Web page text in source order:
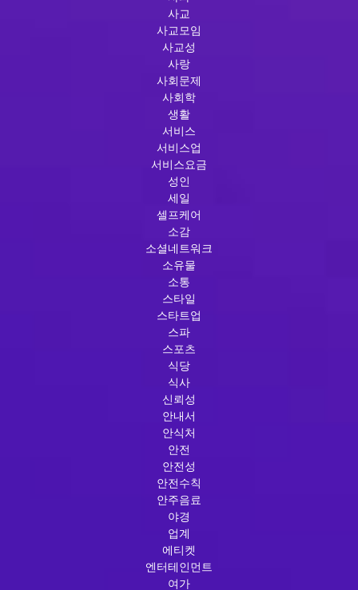
사교
사교모임
사교성
사랑
사회문제
사회학
생활
서비스
서비스업
서비스요금
성인
세일
셀프케어
소감
소셜네트워크
소유물
소통
스타일
스타트업
스파
스포츠
식당
식사
신뢰성
안내서
안식처
안전
안전성
안전수칙
안주음료
야경
업계
에티켓
엔터테인먼트
여가